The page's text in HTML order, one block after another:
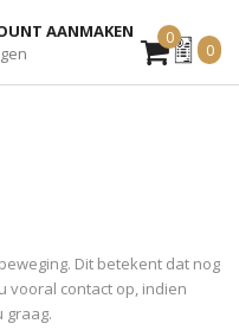
AANMAKEN
0Mijn
Offerte
0
Dit betekent dat nog
vooral contact op, indien
graag.